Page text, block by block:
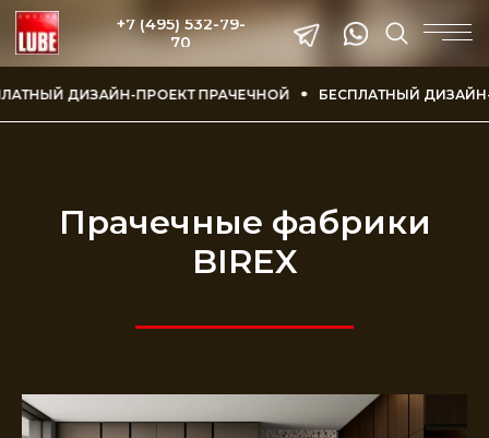
+7 (495) 532-79-
70
ДИЗАЙН-ПРОЕКТ ПРАЧЕЧНОЙ БЕСПЛАТНЫЙ ДИЗАЙН-
Прачечные фабрики
BIREX